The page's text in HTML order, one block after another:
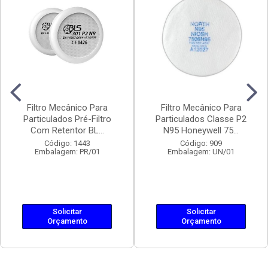
Filtro Mecânico Para
Particulados Pré-Filtro
Com Retentor BL...
Código: 1443
Embalagem: PR/01
Solicitar
Orçamento
Filtro Mecânico Para
Particulados Classe P2
N95 Honeywell 75...
Código: 909
Embalagem: UN/01
Solicitar
Orçamento